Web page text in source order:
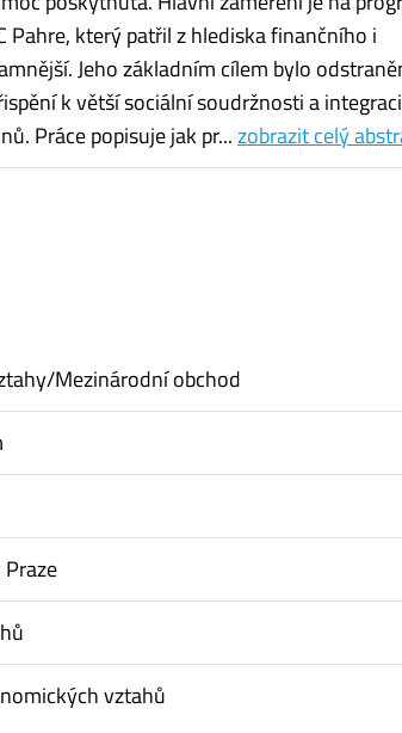
Pahre, který patřil z hlediska finančního i
Jeho základním cílem bylo
k větší sociální soudržnosti a integraci
Práce popisuje jak pr...zobrazit celý
Mezinárodní obchod
vztahů